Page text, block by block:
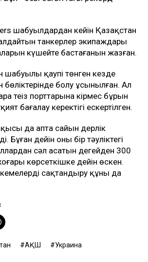
шабуылдардан кейін Қазақстан
танкерлер экипаждары
күшейте бастағанын жазған.
шабуылы қаупі төнген кезде
бөліктерінде болу ұсынылған. Ал
теңіз порттарына кірмес бұрын
бағалау керектігі ескертілген.
да апта сайын дерлік
Бұған дейін оның бір тәуліктегі
сәл асатын деңгейден 300
көрсеткішке дейін өскен.
сақтандыру құны да
АҚШ Украина